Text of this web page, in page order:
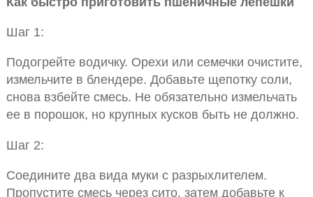
Шаг 1:
Подогрейте водичку. Орехи или семечки очистите,
измельчите в блендере. Добавьте щепотку соли,
снова взбейте смесь. Не обязательно измельчать
ее в порошок, но крупных кусков быть не должно.
Шаг 2:
Соедините два вида муки с разрыхлителем.
Пропустите смесь через сито, затем добавьте к